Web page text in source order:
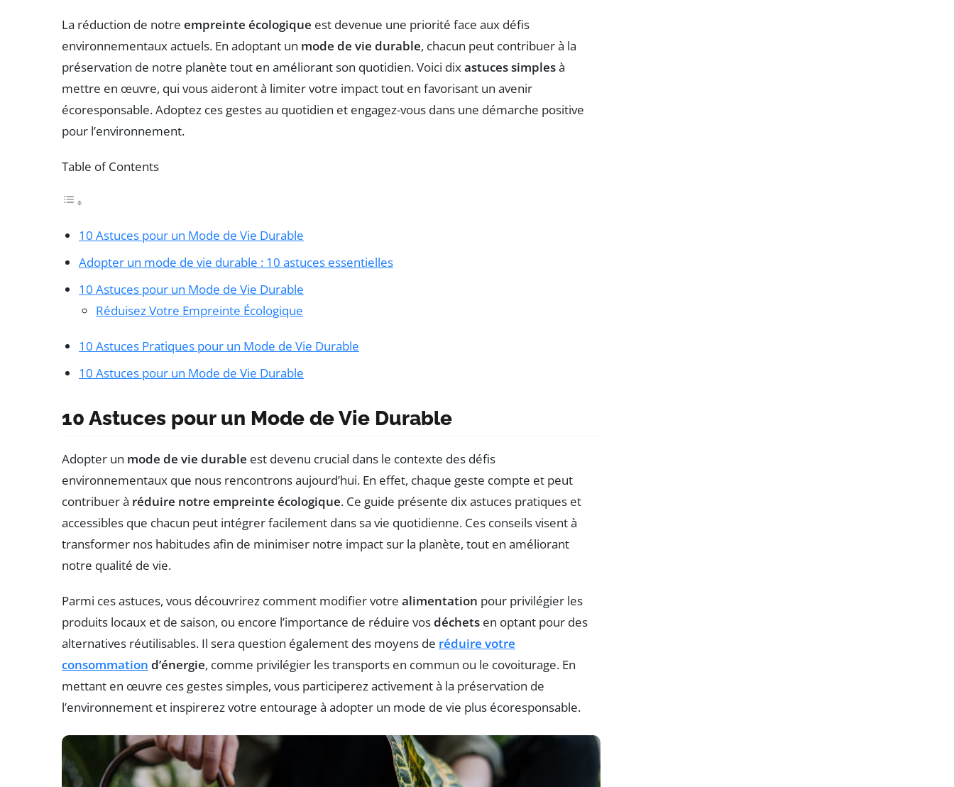
La réduction de notre empreinte écologique est devenue une priorité face aux défis
environnementaux actuels. En adoptant un mode de vie durable, chacun peut contribuer à la
préservation de notre planète tout en améliorant son quotidien. Voici dixastuces simplesà
mettre en œuvre, qui vous aideront à limiter votre impact tout en favorisant un avenir
écoresponsable. Adoptez ces gestes au quotidien et engagez-vous dans une démarche positive
pour l’environnement.
Table of Contents
10 Astuces pour un Mode de Vie Durable
Adopter un mode de vie durable : 10 astuces essentielles
10 Astuces pour un Mode de Vie Durable
Réduisez Votre Empreinte Écologique
10 Astuces Pratiques pour un Mode de Vie Durable
10 Astuces pour un Mode de Vie Durable
10 Astuces pour un Mode de Vie Durable
Adopter un mode de vie durable est devenu crucial dans le contexte des défis
environnementaux que nous rencontrons aujourd’hui. En effet, chaque geste compte et peut
contribuer à réduire notre empreinte écologique. Ce guide présente dix astuces pratiques et
accessibles que chacun peut intégrer facilement dans sa vie quotidienne. Ces conseils visent à
transformer nos habitudes afin de minimiser notre impact sur la planète, tout en améliorant
notre qualité de vie.
Parmi ces astuces, vous découvrirez comment modifier votre alimentation pour privilégier les
produits locaux et de saison, ou encore l’importance de réduire vosdéchets en optant pour des
alternatives réutilisables. Il sera question également des moyens de réduire votre
consommation d’énergie, comme privilégier les transports en commun ou le covoiturage. En
mettant en œuvre ces gestes simples, vous participerez activement à la préservation de
l’environnement et inspirerez votre entourage à adopter un mode de vie plus écoresponsable.